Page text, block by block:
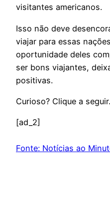
visitantes americanos.
Isso não deve
viajar para essas
oportunidade deles
ser bons viajantes,
positivas.
Curioso? Clique a seguir.
[ad_2]
Fonte: Notícias ao